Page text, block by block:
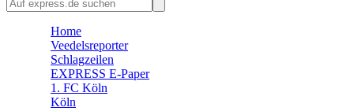
🛒 Shoppingwelt
Home
Veedelsreporter
Schlagzeilen
EXPRESS E-Paper
1. FC Köln
Köln